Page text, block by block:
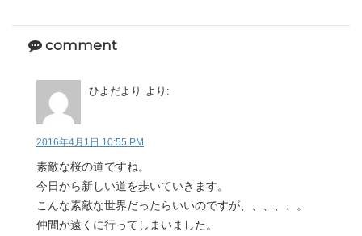
comment
ひよだより より:
2016年4月1日 10:55 PM
素敵な桜の道ですね。
今日から新しい道を歩いていきます。
こんな素敵な世界だったらいいのですが、、、、、。
仲間が遠くに行ってしまいました。